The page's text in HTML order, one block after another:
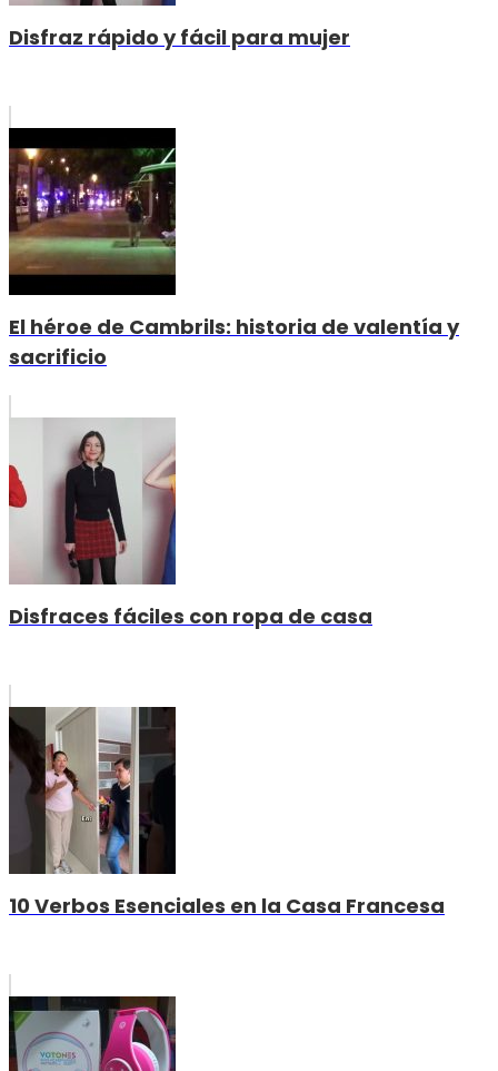
Disfraz rápido y fácil para mujer
El héroe de Cambrils: historia de valentía y
sacrificio
Disfraces fáciles con ropa de casa
10 Verbos Esenciales en la Casa Francesa